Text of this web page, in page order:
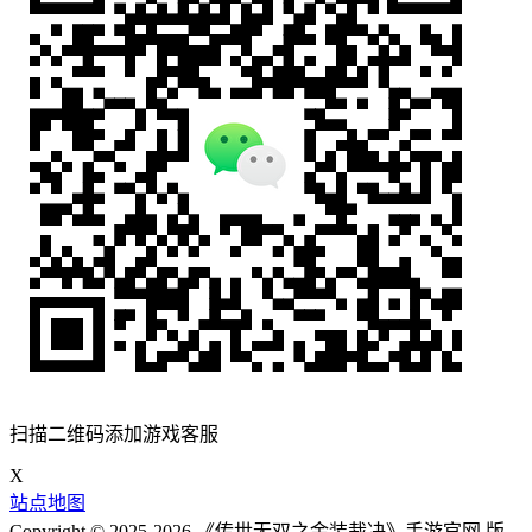
扫描二维码添加游戏客服
X
站点地图